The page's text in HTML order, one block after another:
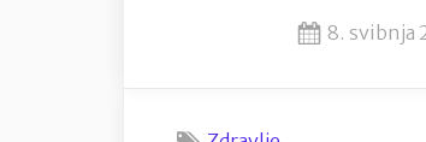
Posted
8. svibnja